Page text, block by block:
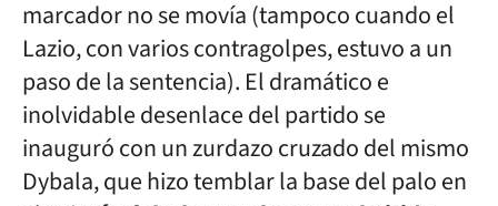
marcador no se movía (tampoco cuando el
Lazio, con varios contragolpes, estuvo a un
paso de la sentencia). El dramático e
inolvidable desenlace del partido se
inauguró con un zurdazo cruzado del mismo
Dybala, que hizo temblar la base del palo en